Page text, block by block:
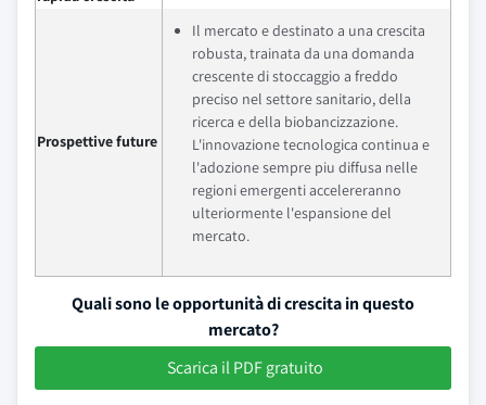
Prospettive future
Il mercato e destinato a una crescita
robusta, trainata da una domanda
crescente di stoccaggio a freddo
preciso nel settore sanitario, della
ricerca e della biobancizzazione.
L'innovazione tecnologica continua e
l'adozione sempre piu diffusa nelle
regioni emergenti accelereranno
ulteriormente l'espansione del
mercato.
Quali sono le opportunità di crescita in questo
mercato?
Scarica il PDF gratuito